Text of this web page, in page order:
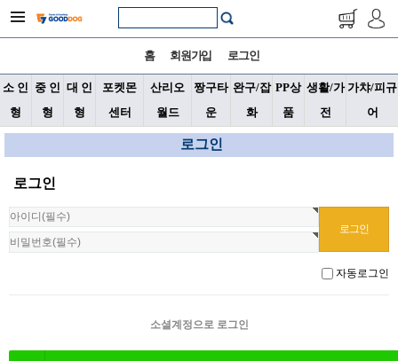
홈 회원가입 로그인
소 인
형
중 인
형
대 인
형
포켓몬
센터
산리오
월드
짱구타
운
완구/잡
화
PP상
품
생활/가
전
가챠/피규
어
로그인
로그인
자동로그인
소셜계정으로 로그인